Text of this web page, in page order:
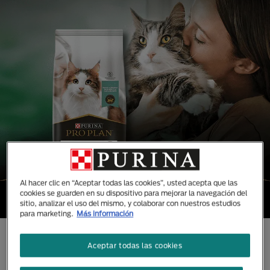
CONOCE TODAS NUESTRAS
MARCAS DISEÑADAS
Al hacer clic en “Aceptar todas las cookies”, usted acepta que las
cookies se guarden en su dispositivo para mejorar la navegación del
sitio, analizar el uso del mismo, y colaborar con nuestros estudios
para marketing. Más información
Aceptar todas las cookies